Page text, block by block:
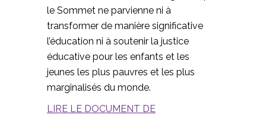
le Sommet ne parvienne ni à
transformer de manière significative
l’éducation ni à soutenir la justice
éducative pour les enfants et les
jeunes les plus pauvres et les plus
marginalisés du monde.
LIRE LE DOCUMENT DE